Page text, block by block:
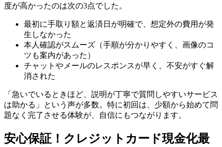
度が高かったのは次の3点でした。
最初に手取り額と返済日が明確で、想定外の費用が発
生しなかった
本人確認がスムーズ（手順が分かりやすく、画像のコ
ツも案内があった）
チャットやメールのレスポンスが早く、不安がすぐ解
消された
「急いでいるときほど、説明が丁寧で質問しやすいサービス
は助かる」という声が多数。特に初回は、少額から始めて問
題なく完了させる体験が、自信にもつながります。
安心保証！クレジットカード現金化最